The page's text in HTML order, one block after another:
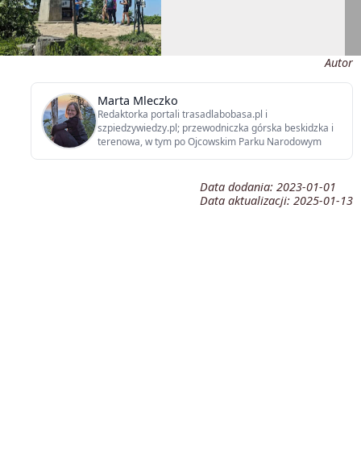
Autor
Marta Mleczko
Redaktorka portali trasadlabobasa.pl i
szpiedzywiedzy.pl; przewodniczka górska beskidzka i
terenowa, w tym po Ojcowskim Parku Narodowym
Data dodania: 2023-01-01
Data aktualizacji: 2025-01-13